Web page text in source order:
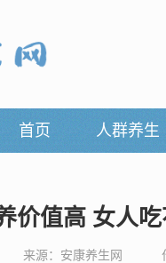
首页 人群养生
价值高 女人
来源：安康养生网